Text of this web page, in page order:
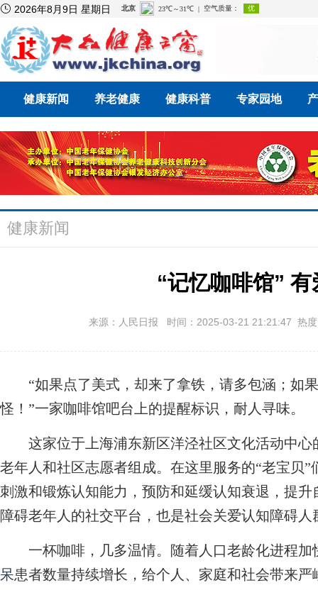
 2026年8月9日 星期日
健康新闻 养老健康 健康科普 专家园地
健康新闻
“记忆咖啡馆”
来源：人民日报 时间：2025-03-21 21:21:47 热
“如果点了美式，却来了拿铁，请多包涵；如
怪！”一家咖啡馆吧台上的提醒标识，耐人寻味。
这家位于上海浦东新区洋泾社区文化活动中心
老年人和社区志愿者组成。在这里服务的“老宝贝
刺激和锻炼认知能力，预防和延缓认知衰退，提
障碍老年人的社交平台，也是社会关爱认知障碍人
一杯咖啡，几多温情。随着人口老龄化进程加
呆患者数量持续增长，给个人、家庭和社会带来